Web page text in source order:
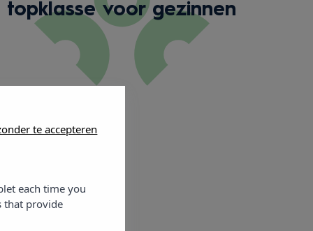
topklasse voor gezinnen
te accepteren
each time you
that provide